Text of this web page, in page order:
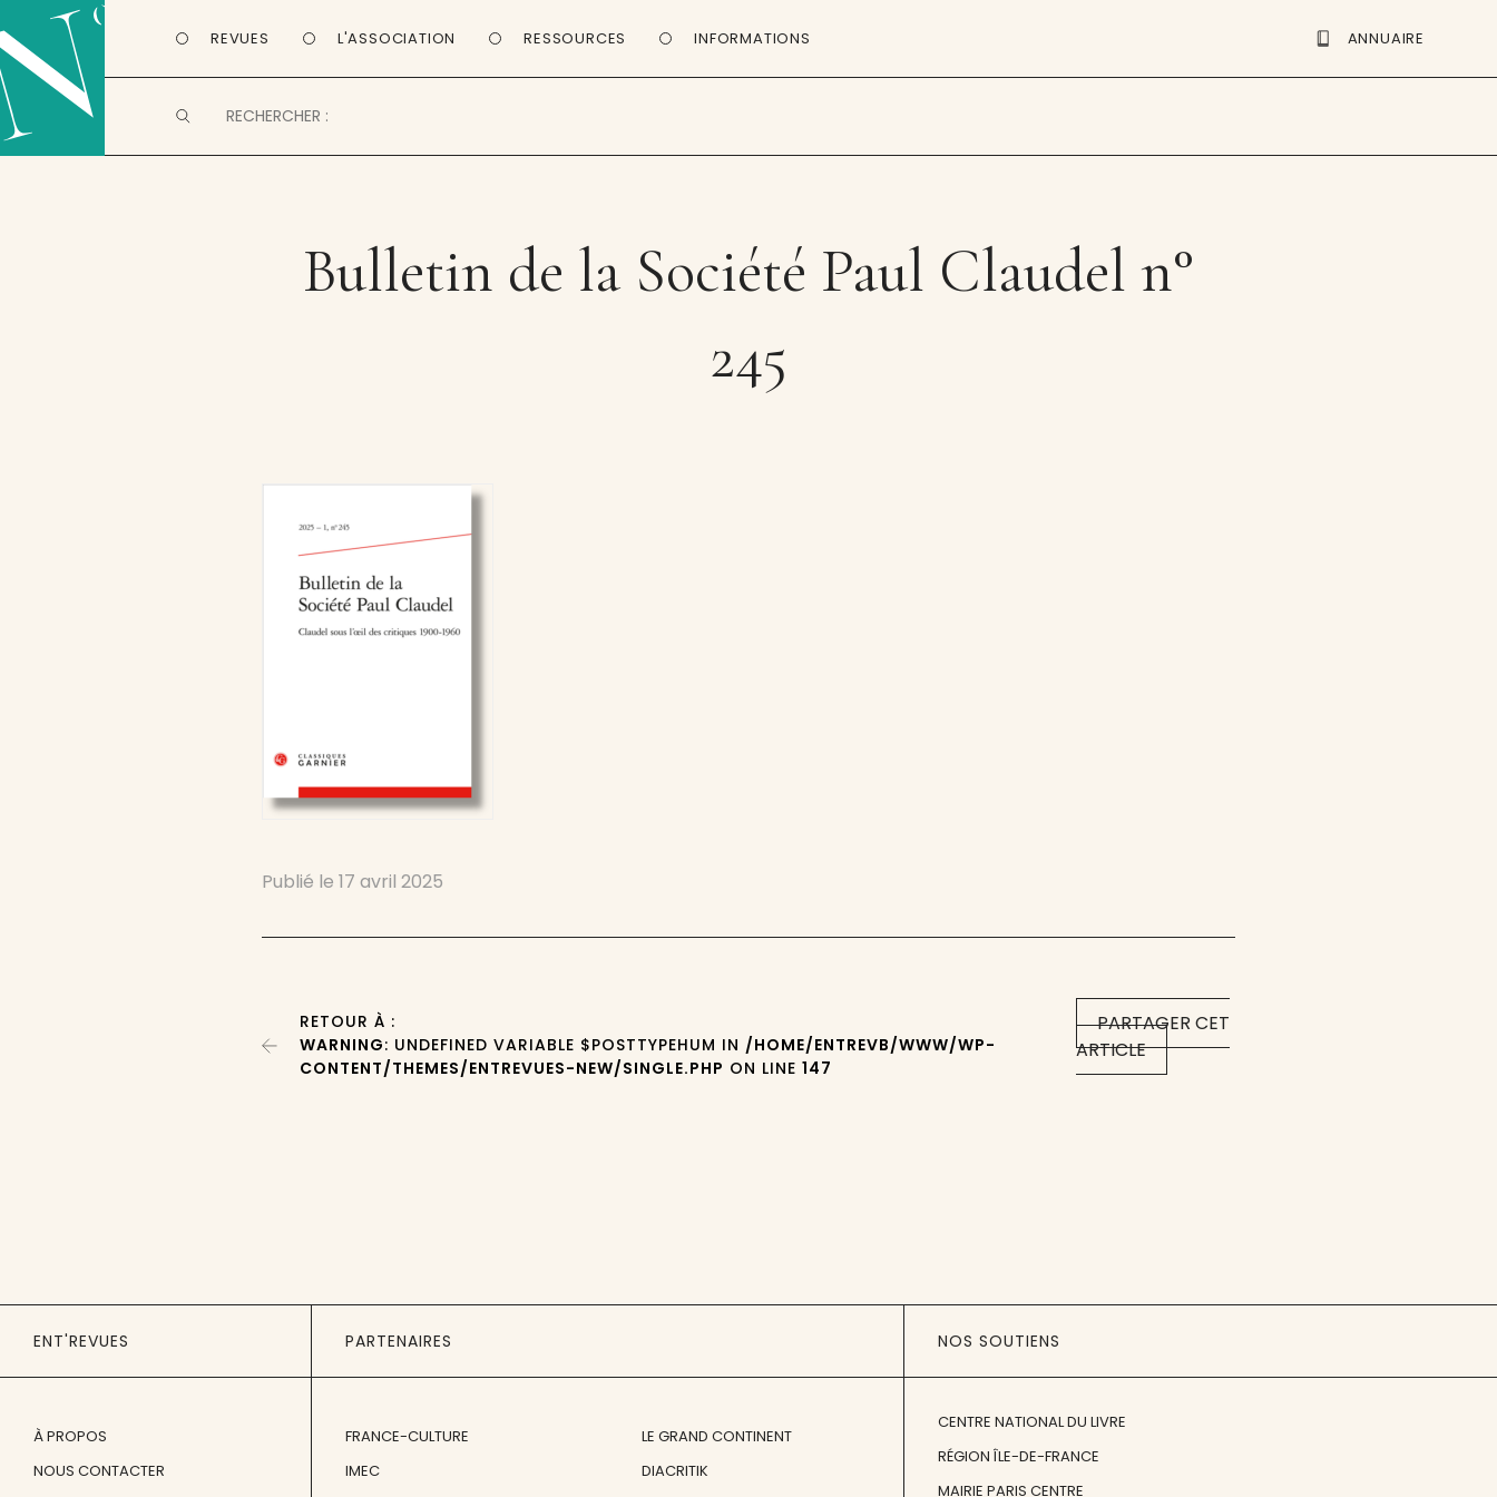
REVUES L'ASSOCIATION RESSOURCES INFORMATIONS ANNUAIRE
Bulletin de la Société Paul Claudel n°
245
Publié le17 avril 2025
PARTAGER CET
ARTICLE
RETOUR À :
WARNING: UNDEFINED VARIABLE $POSTTYPEHUM IN /HOME/ENTREVB/WWW/WP-
CONTENT/THEMES/ENTREVUES-NEW/SINGLE.PHP ON LINE147
ENT'REVUES
À PROPOS
NOUS CONTACTER
PARTENAIRES
FRANCE-CULTURE
IMEC
LE GRAND CONTINENT
DIACRITIK
NOS SOUTIENS
CENTRE NATIONAL DU LIVRE
RÉGION ÎLE-DE-FRANCE
MAIRIE PARIS CENTRE